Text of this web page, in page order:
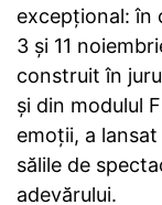
excepțional: în
3 și 11
construit în
și din modulul
emoții, a
sălile de
adevărului.